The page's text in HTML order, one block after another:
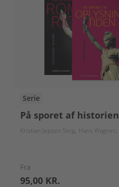
Serie
På sporet af historien
Kristian Jepsen Steg Hans Wagner
Fra
95,00 KR.